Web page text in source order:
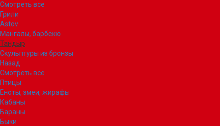
Смотреть все
Грили
Astov
Мангалы, барбекю
Тандыр
Скульптуры из бронзы
Назад
Смотреть все
Птицы
Еноты, змеи, жирафы
Кабаны
Бараны
Быки